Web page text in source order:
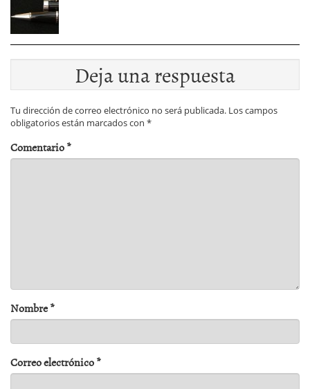
Deja una respuesta
Tu dirección de correo electrónico no será publicada. Los campos
obligatorios están marcados con *
Comentario*
Nombre*
Correo electrónico*